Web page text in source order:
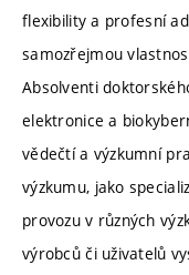
flexibility a profesní
samozřejmou
Absolventi
elektronice a
vědečtí a výzkumní
výzkumu, jako
provozu v různých
výrobců či uživatelů